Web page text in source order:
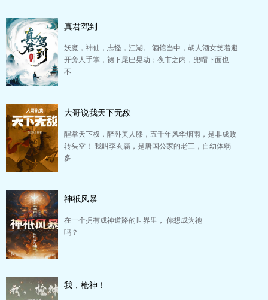
真君驾到
妖魔，神仙，志怪，江湖。 酒馆当中，胡人酒女笑着避
开旁人手掌，裙下尾巴晃动；夜市之内，兜帽下面也
不…
大哥说我天下无敌
醒掌天下权，醉卧美人膝，五千年风华烟雨，是非成败
转头空！ 我叫李玄霸，是唐国公家的老三，自幼体弱
多…
神祇风暴
在一个拥有成神道路的世界里， 你想成为祂
吗？
我，枪神！